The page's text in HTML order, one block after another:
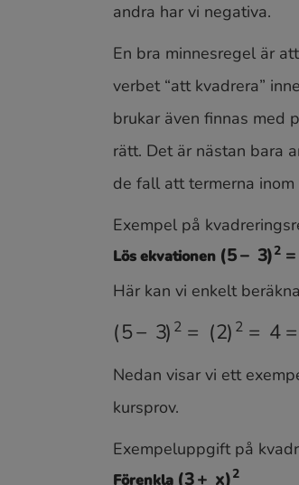
andra har vi negativa.
En bra minnesregel är
verbet “att kvadrera”
brukar även finnas med
rätt. Det är nästan bara
de fall att termerna
Exempel på
Lös ekvationen
(5−3)2=x
Här kan vi enkelt
(5−3) 2=(2)2 =4=x
Nedan visar vi ett
kursprov.
Exempeluppgift på
Förenkla